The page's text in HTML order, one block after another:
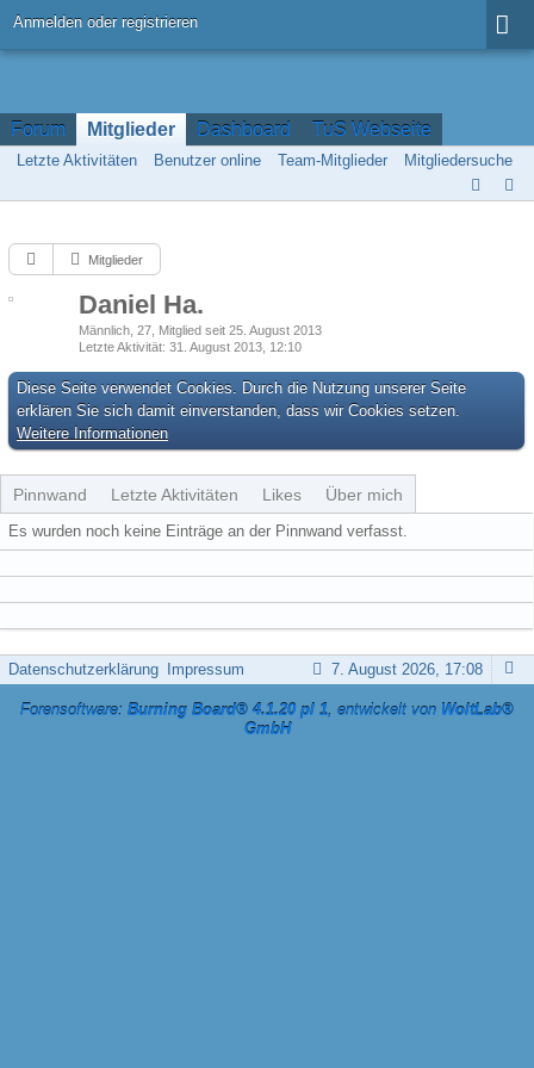
Anmelden oder registrieren
Forum Mitglieder Dashboard TuS Webseite
Letzte Aktivitäten Benutzer online Team-Mitglieder Mitgliedersuche
Mitglieder
Daniel Ha.
Männlich 27 Mitglied seit 25. August 2013
Letzte Aktivität 31. August 2013, 12:10
Diese Seite verwendet Cookies. Durch die Nutzung unserer Seite
erklären Sie sich damit einverstanden, dass wir Cookies setzen.
Weitere Informationen
Pinnwand Letzte Aktivitäten Likes Über mich
Es wurden noch keine Einträge an der Pinnwand verfasst.
Datenschutzerklärung Impressum 7. August 2026, 17:08
Forensoftware: Burning Board® 4.1.20 pl 1, entwickelt von WoltLab®
GmbH